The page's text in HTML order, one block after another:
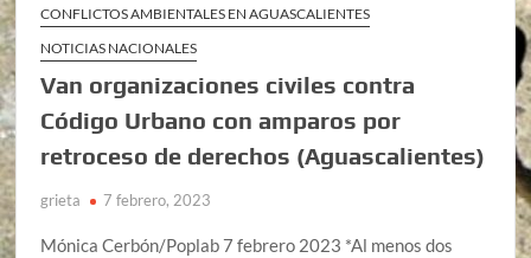
CONFLICTOS AMBIENTALES EN AGUASCALIENTES
NOTICIAS NACIONALES
Van organizaciones civiles contra
Código Urbano con amparos por
retroceso de derechos (Aguascalientes)
grieta 7 febrero, 2023
Mónica Cerbón/Poplab 7 febrero 2023 *Al menos dos